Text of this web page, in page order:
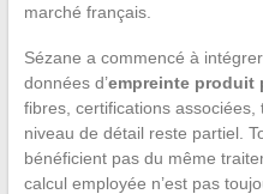
marché français.
Sézane a commencé à
données d’empreinte produit
fibres, certifications
niveau de détail reste partiel.
bénéficient pas du même
calcul employée n’est pas